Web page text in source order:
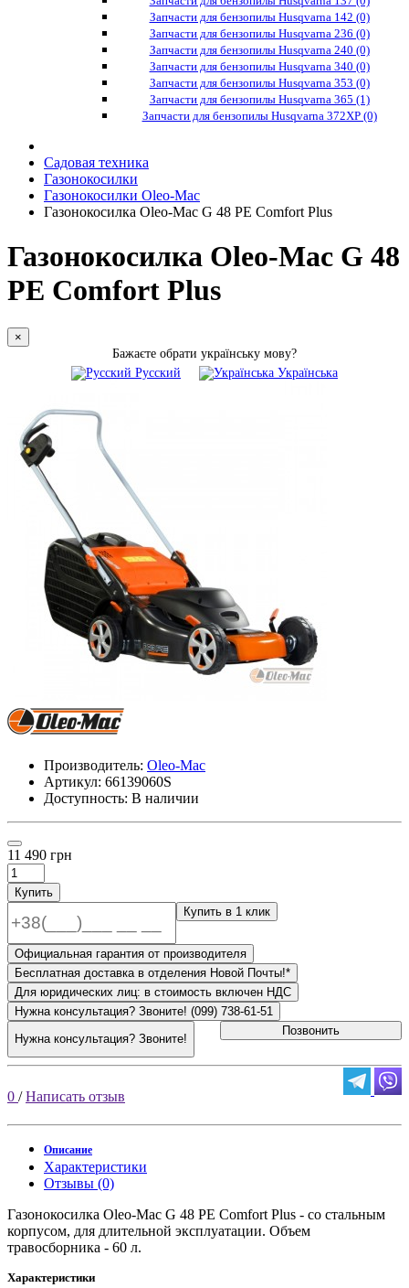
Запчасти для бензопилы Husqvarna 142 (0)
Запчасти для бензопилы Husqvarna 236 (0)
Запчасти для бензопилы Husqvarna 240 (0)
Запчасти для бензопилы Husqvarna 340 (0)
Запчасти для бензопилы Husqvarna 353 (0)
Запчасти для бензопилы Husqvarna 365 (1)
Запчасти для бензопилы Husqvarna 372XP (0)
Садовая техника
Газонокосилки
Газонокосилки Oleo-Mac
Газонокосилка Оlео-Маc G 48 PE Comfort Plus
Газонокосилка Оlео-Маc G 48
PE Comfort Plus
×
Бажаєте обрати українську мову?
Русский
Українська
Производитель: Oleo-Mac
Артикул: 66139060S
Доступность: В наличии
11 490 грн
Купить
Купить в 1 клик
Официальная гарантия от производителя
Бесплатная доставка в отделения Новой Почты!*
Для юридических лиц: в стоимость включен НДС
Нужна консультация? Звоните! (099) 738-61-51
Нужна консультация? Звоните!
Позвонить
0 /Написать отзыв
Описание
Характеристики
Отзывы (0)
Газонокосилка Оlео-Маc G 48 PE Comfort Plus - со стальным
корпусом, для длительной эксплуатации. Объем
травосборника - 60 л.
Характеристики